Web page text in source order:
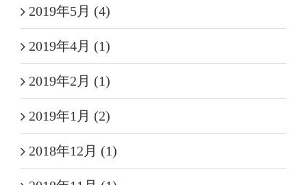
2019年5月 (4)
2019年4月 (1)
2019年2月 (1)
2019年1月 (2)
2018年12月 (1)